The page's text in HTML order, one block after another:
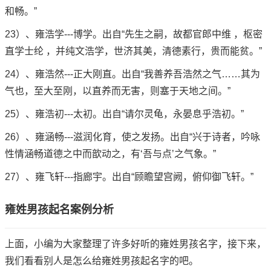
和畅。”
23）、雍浩学---博学。出自“先生之嗣，故都官郎中维 ，枢密
直学士纶 ，并纯文浩学，世济其美，清德素行，贵而能贫。”
24）、雍浩然---正大刚直。出自“我善养吾浩然之气……其为
气也，至大至刚，以直养而无害，则塞于天地之间。”
25）、雍浩初---太初。出自“请尔灵龟，永晏息乎浩初。”
26）、雍涵畅---滋润化育，使之发扬。出自“兴于诗者，吟咏
性情涵畅道德之中而歆动之，有‘吾与点’之气象。”
27）、雍飞轩---指廊宇。出自“顾瞻望宫阙，俯仰御飞轩。”
雍姓男孩起名案例分析
上面，小编为大家整理了许多好听的雍姓男孩名字，接下来，
我们看看别人是怎么给雍姓男孩起名字的吧。